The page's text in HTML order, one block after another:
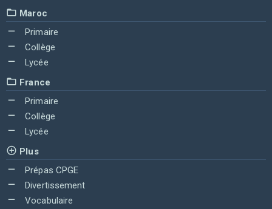
Maroc
Primaire
Collège
Lycée
France
Primaire
Collège
Lycée
Plus
Prépas CPGE
Divertissement
Vocabulaire